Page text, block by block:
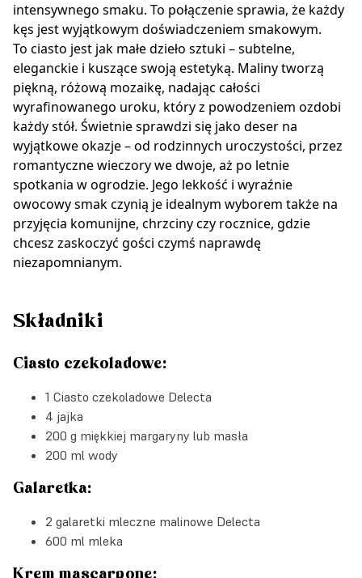
intensywnego smaku. To połączenie sprawia, że każdy
kęs jest wyjątkowym doświadczeniem smakowym.
To ciasto jest jak małe dzieło sztuki – subtelne,
eleganckie i kuszące swoją estetyką. Maliny tworzą
piękną, różową mozaikę, nadając całości
wyrafinowanego uroku, który z powodzeniem ozdobi
każdy stół. Świetnie sprawdzi się jako deser na
wyjątkowe okazje – od rodzinnych uroczystości, przez
romantyczne wieczory we dwoje, aż po letnie
spotkania w ogrodzie. Jego lekkość i wyraźnie
owocowy smak czynią je idealnym wyborem także na
przyjęcia komunijne, chrzciny czy rocznice, gdzie
chcesz zaskoczyć gości czymś naprawdę
niezapomnianym.
Składniki
Ciasto czekoladowe:
1 Ciasto czekoladowe Delecta
4 jajka
200 g miękkiej margaryny lub masła
200 ml wody
Galaretka:
2 galaretki mleczne malinowe Delecta
600 ml mleka
Krem mascarpone: